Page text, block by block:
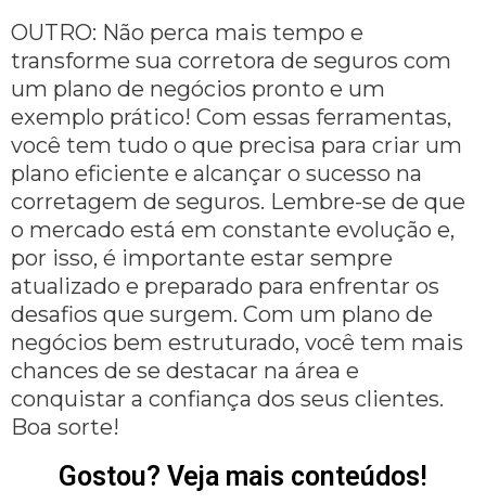
OUTRO: Não perca mais tempo e
transforme sua corretora de seguros com
um plano de negócios pronto e um
exemplo prático! Com essas ferramentas,
você tem tudo o que precisa para criar um
plano eficiente e alcançar o sucesso na
corretagem de seguros. Lembre-se de que
o mercado está em constante evolução e,
por isso, é importante estar sempre
atualizado e preparado para enfrentar os
desafios que surgem. Com um plano de
negócios bem estruturado, você tem mais
chances de se destacar na área e
conquistar a confiança dos seus clientes.
Boa sorte!
Gostou? Veja mais conteúdos!